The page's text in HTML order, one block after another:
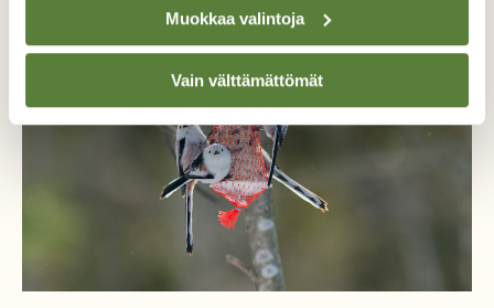
Muokkaa valintoja
Vain välttämättömät